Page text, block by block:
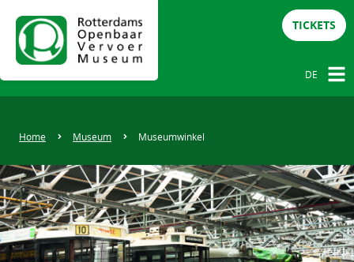
TICKETS
DE
Home Museum Museumwinkel